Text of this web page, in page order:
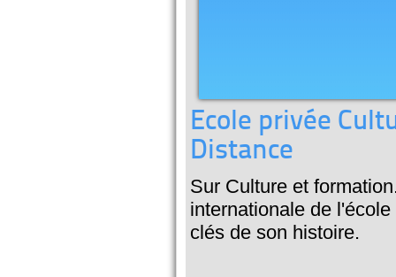
Ecole privée
Distance
Sur Culture et
internationale de
clés de son histoire.